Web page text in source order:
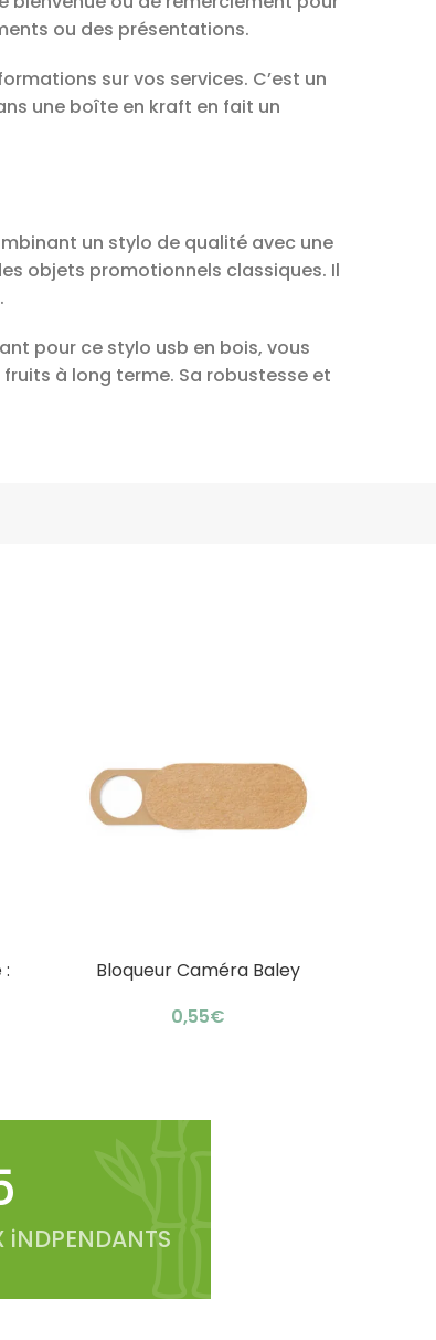
ou des présentations.
sur vos services. C’est un
une boîte en kraft en fait un
un stylo de qualité avec une
objets promotionnels classiques. Il
pour ce stylo usb en bois, vous
à long terme. Sa robustesse et
AJOUTER AU PANIER
Bloqueur Caméra Baley
€
iNDPENDANTS